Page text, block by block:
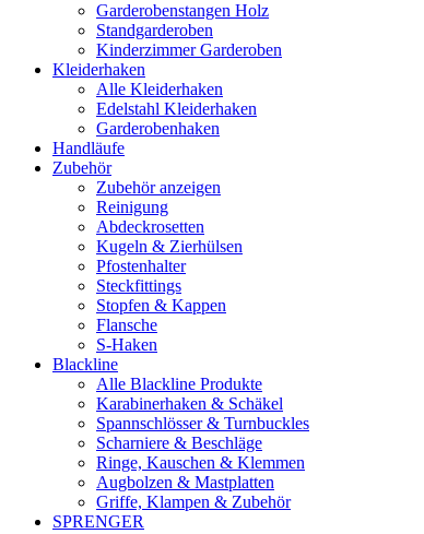
Garderobenstangen Holz
Standgarderoben
Kinderzimmer Garderoben
Kleiderhaken
Alle Kleiderhaken
Edelstahl Kleiderhaken
Garderobenhaken
Handläufe
Zubehör
Zubehör anzeigen
Reinigung
Abdeckrosetten
Kugeln & Zierhülsen
Pfostenhalter
Steckfittings
Stopfen & Kappen
Flansche
S-Haken
Blackline
Alle Blackline Produkte
Karabinerhaken & Schäkel
Spannschlösser & Turnbuckles
Scharniere & Beschläge
Ringe, Kauschen & Klemmen
Augbolzen & Mastplatten
Griffe, Klampen & Zubehör
SPRENGER